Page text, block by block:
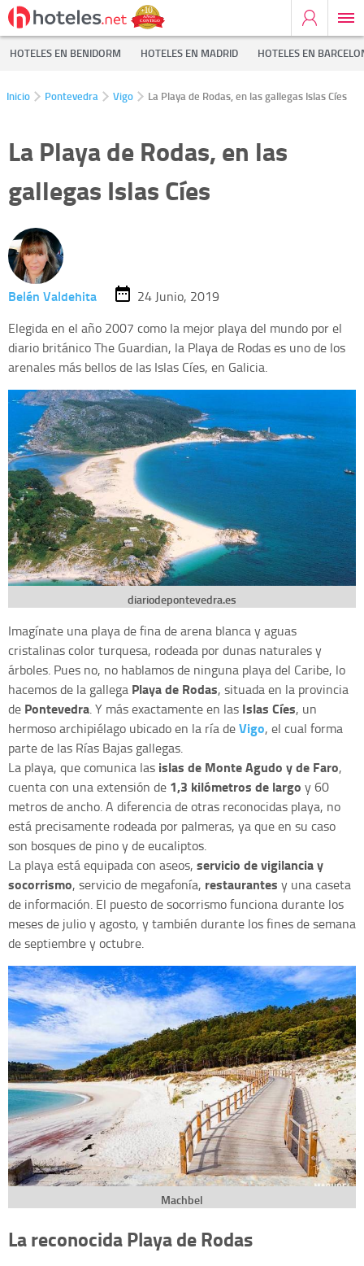
HOTELES EN BENIDORM HOTELES EN MADRID HOTELES EN
Inicio Pontevedra Vigo La Playa de Rodas, en las gallegas Islas Cíes
La Playa de Rodas, en las
gallegas Islas Cíes
Belén Valdehita
24 Junio, 2019
Elegida en el año 2007 como la mejor playa del mundo por el
diario británico The Guardian, la Playa de Rodas es uno de los
arenales más bellos de las Islas Cíes, en Galicia.
diariodepontevedra.es
Imagínate una playa de fina de arena blanca y aguas
cristalinas color turquesa, rodeada por dunas naturales y
árboles. Pues no, no hablamos de ninguna playa del Caribe, lo
hacemos de la gallega Playa de Rodas, situada en la provincia
de Pontevedra. Y más exactamente en las Islas Cíes, un
hermoso archipiélago ubicado en la ría deVigo, el cual forma
parte de las Rías Bajas gallegas.
La playa, que comunica las islas de Monte Agudo y de Faro,
cuenta con una extensión de 1,3 kilómetros de largo y 60
metros de ancho. A diferencia de otras reconocidas playa, no
está precisamente rodeada por palmeras, ya que en su caso
son bosques de pino y de eucaliptos.
La playa está equipada con aseos, servicio de vigilancia y
socorrismo, servicio de megafonía, restaurantes y una caseta
de información. El puesto de socorrismo funciona durante los
meses de julio y agosto, y también durante los fines de semana
de septiembre y octubre.
Machbel
La reconocida Playa de Rodas